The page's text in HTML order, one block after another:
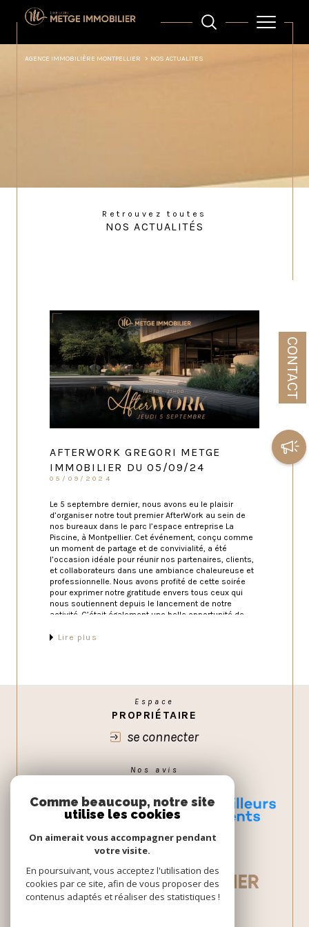
CONTACT
AGENCE IMMOBILIÈRE MONTPELLIER NOS ACTUALITES
Retrouvez toutes
NOS ACTUALITÉS
AFTERWORK GREGORI METGE
IMMOBILIER DU 05/09/24
05/09/2024
Le 5 septembre dernier, nous avons eu le plaisir
d’organiser notre tout premier AfterWork au sein de
nos bureaux dans le parc l’espace entreprise La
Piscine, à Montpellier. Cet événement, conçu comme
un moment de partage et de convivialité, a été
l’occasion idéale pour réunir nos partenaires, clients,
et collaborateurs dans une ambiance chaleureuse et
professionnelle. Nous avons profité de cette soirée
pour exprimer notre gratitude envers tous ceux qui
nous soutiennent depuis le lancement de notre
activité. C’était également une belle opportunité de
les liens qui nous unissent à nos partenaires.
Lire plus
Espace
PROPRIÉTAIRE
se connecter
Nos avis
Comme beaucoup, notre site
utilise les cookies
On aimerait vous accompagner pendant
votre visite.
En poursuivant, vous acceptez l'utilisation des
cookies par ce site, afin de vous proposer des
contenus adaptés et réaliser des statistiques !